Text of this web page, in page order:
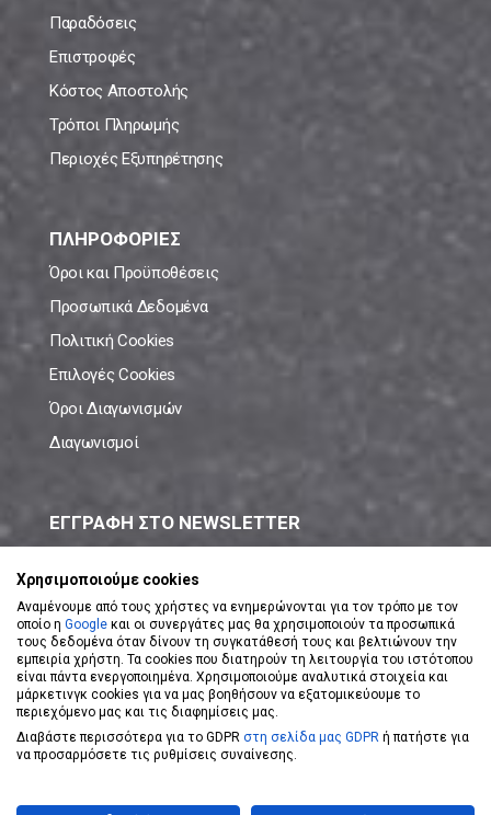
Παραδόσεις
Επιστροφές
Κόστος Αποστολής
Τρόποι Πληρωμής
Περιοχές Εξυπηρέτησης
ΠΛΗΡΟΦΟΡΙΕΣ
Όροι και Προϋποθέσεις
Προσωπικά Δεδομένα
Πολιτική Cookies
Επιλογές Cookies
Όροι Διαγωνισμών
Διαγωνισμοί
ΕΓΓΡΑΦΗ ΣΤΟ NEWSLETTER
ΕΓΓΡΑΦΗ ΣΤΟ NEWSLETTER
Αποδέχομαι τουςΌρους Χρήσης
Powered byeShopKeyDesigned byKoolmetrix
Χρησιμοποιούμε cookies
Αναμένουμε από τους χρήστες να ενημερώνονται για τον τρόπο με τον
οποίο η Google και οι συνεργάτες μας θα χρησιμοποιούν τα προσωπικά
τους δεδομένα όταν δίνουν τη συγκατάθεσή τους και βελτιώνουν την
εμπειρία χρήστη. Τα cookies που διατηρούν τη λειτουργία του ιστότοπου
είναι πάντα ενεργοποιημένα. Χρησιμοποιούμε αναλυτικά στοιχεία και
μάρκετινγκ cookies για να μας βοηθήσουν να εξατομικεύουμε το
περιεχόμενο μας και τις διαφημίσεις μας.
Διαβάστε περισσότερα για το GDPR στη σελίδα μας GDPR ή πατήστε για
να προσαρμόσετε τις ρυθμίσεις συναίνεσης.